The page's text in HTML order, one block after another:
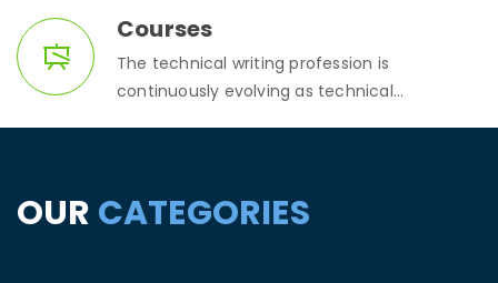
Courses
The technical writing profession is
continuously evolving as technical...
OUR CATEGORIES